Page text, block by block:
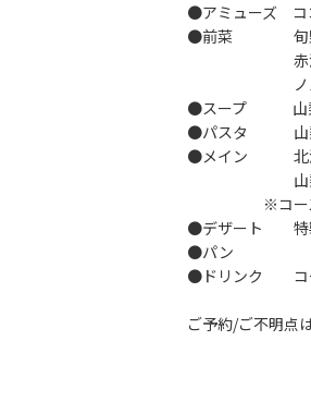
●アミューズ コ
●前菜 旬野菜
赤海老の
ノルウェー
●スープ 山梨県
●パスタ 山梨
●メイン 北海道
山梨県産甲
※コースによ
●デザート 特製
●パン
●ドリンク コ
ご予約/ご不明点